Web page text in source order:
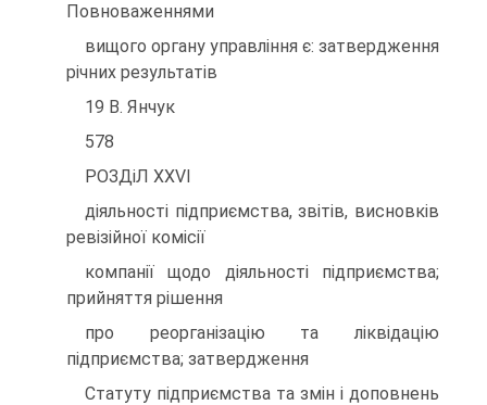
Повноваженнями
вищого органу управлiння є: затвердження
рiчних результатiв
19 В. Янчук
578
РОЗДiЛ XXVI
дiяльностi пiдприємства, звiтiв, висновкiв
ревiзiйної комiсiї
компанiї щодо дiяльностi пiдприємства;
прийняття рiшення
про реорганiзацiю та лiквiдацiю
пiдприємства; затвердження
Статуту пiдприємства та змiн i доповнень